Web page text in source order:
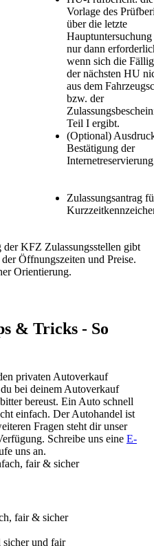
Vorlage des
über die letzte
Hauptuntersuchung
nur dann
wenn sich die
der nächsten HU
aus dem
bzw. der
Teil I ergibt.
(Optional)
Bestätigung der
Internetreservierung
Zulassungsantrag
KFZ Zulassungsstellen gibt
Öffnungszeiten und Preise.
Orientierung.
& Tricks - So
privaten Autoverkauf
bei deinem Autoverkauf
bereust. Ein Auto schnell
einfach. Der Autohandel ist
Fragen steht dir unser
Schreibe uns eine E-
uns an.
fair & sicher